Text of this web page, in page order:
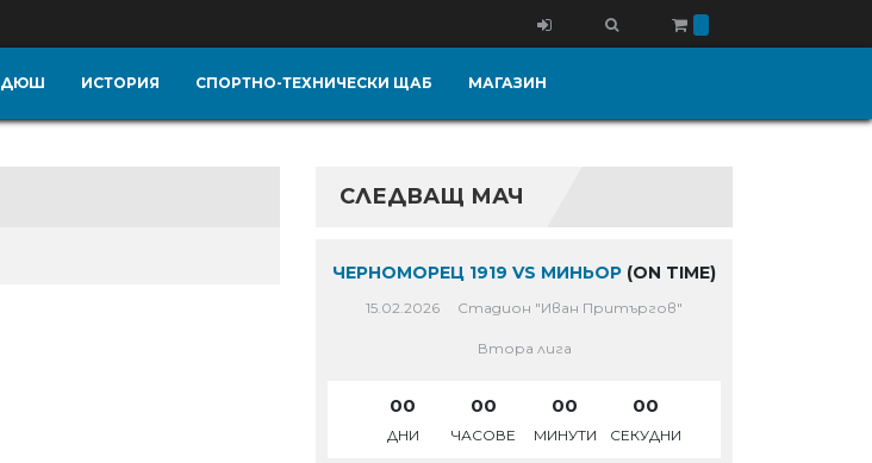
ДЮШ ИСТОРИЯ СПОРТНО-ТЕХНИЧЕСКИ ЩАБ МАГАЗИН
СЛЕДВАЩ МАЧ
ЧЕРНОМОРЕЦ 1919 VS МИНЬОР (ON TIME)
15.02.2026 Стадион "Иван Притъргов"
Втора лига
00
ДНИ
00
ЧАСОВЕ
00
МИНУТИ
00
СЕКУДНИ